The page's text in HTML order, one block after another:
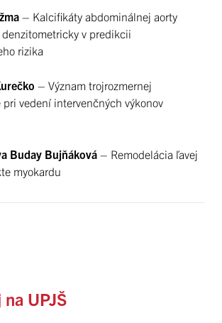
– Kalcifikáty abdominálnej aorty
v predikcii
rizika
– Význam trojrozmernej
vedení intervenčných výkonov
Buday Bujňáková – Remodelácia ľavej
myokardu
UPJŠ